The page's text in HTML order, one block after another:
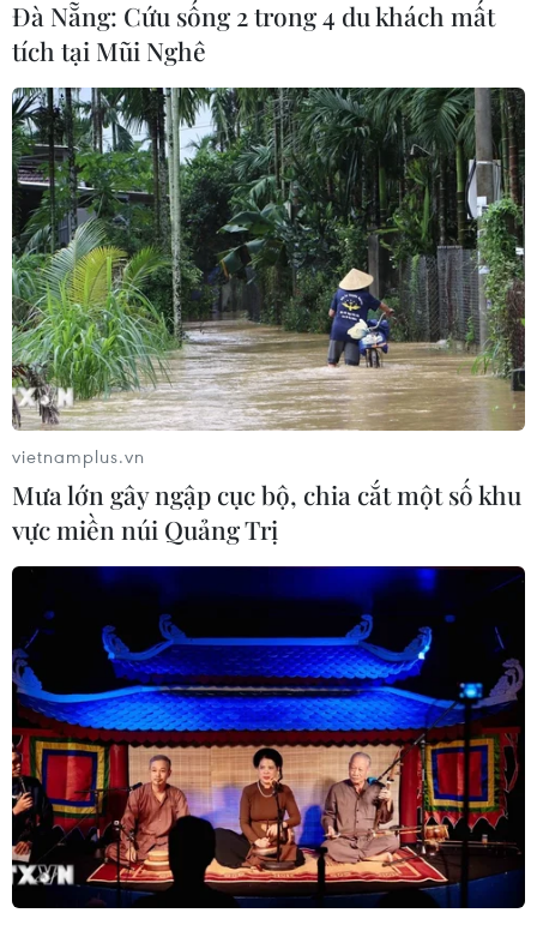
TIN CÙNG CHUYÊN MỤC
Trung Quốc công bố kế hoạch phát
Đà Nẵng: Cứu sống 2 trong 4 du khách mất
tích tại Mũi Nghê
vietnamplus.vn
Mưa lớn gây ngập cục bộ, chia cắt một số khu
vực miền núi Quảng Trị